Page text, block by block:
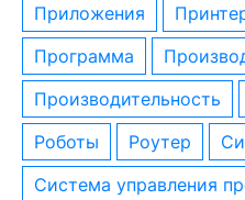
приложения
программа
производительность
роботы
роутер
система управления